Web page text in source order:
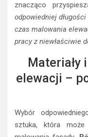
znacząco
odpowiedniej
czas malowania
pracy z niewłaściwie
Materiały
elewacji –
Wybór
sztuka, która